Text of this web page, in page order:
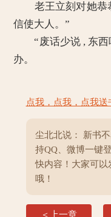
老王立刻对她恭
信使大人。”
“废话少说 , 东西
办。
点我，点我，点我送
尘北北说： 新书
持QQ、微博一键
快内容！大家可以
哦！
＜上一章